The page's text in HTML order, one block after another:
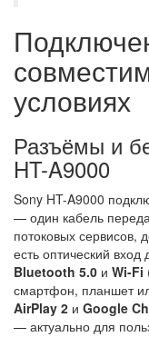
условиях
Разъёмы и
HT-A9000
Sony HT-A9000
— один кабель
потоковых сервисов,
есть оптический вход
Bluetooth 5.0 и Wi-Fi
смартфон, планшет
AirPlay 2 и Google
— актуально для